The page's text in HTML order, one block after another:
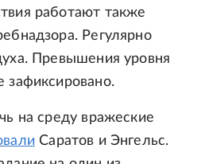
работают также
Регулярно
Превышения уровня
зафиксировано.
на среду вражеские
Саратов и Энгельс.